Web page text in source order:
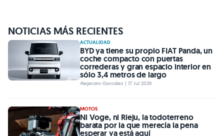
NOTICIAS MÁS RECIENTES
ACTUALIDAD
BYD ya tiene su propio FIAT Panda, un
coche compacto con puertas
correderas y gran espacio interior en
sólo 3,4 metros de largo
Alejandro González | 17 Jul 2026
MOTOS
Ni Voge, ni Rieju, la todoterreno
barata por la que merecía la pena
esperar ya está aquí